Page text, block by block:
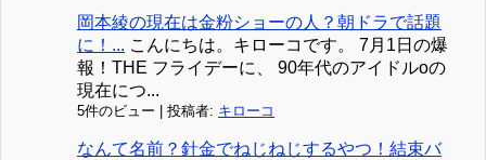
岡本綾の現在は金粉ショーの人？朝ドラで話題
に！... こんにちは。キローコです。 7月1日の爆
報！THE フライデーに、 90年代のアイドルoの
現在につ...
5件のビュー 投稿者: キローコ
なんて名前？針金でねじねじするやつ！結束バ